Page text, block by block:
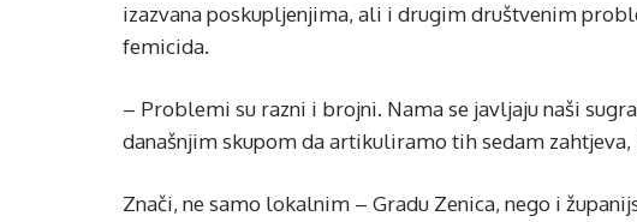
izazvana poskupljenjima, ali i drugim društvenim
femicida.
– Problemi su razni i brojni. Nama se javljaju naši
današnjim skupom da artikuliramo tih sedam
Znači, ne samo lokalnim – Gradu Zenica, nego i